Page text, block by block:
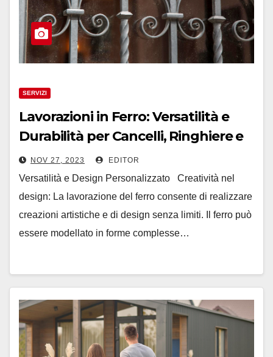
SERVIZI
Lavorazioni in Ferro: Versatilità e
Durabilità per Cancelli, Ringhiere e
Mobilio
NOV 27, 2023 EDITOR
Versatilità e Design Personalizzato Creatività nel
design: La lavorazione del ferro consente di realizzare
creazioni artistiche e di design senza limiti. Il ferro può
essere modellato in forme complesse…